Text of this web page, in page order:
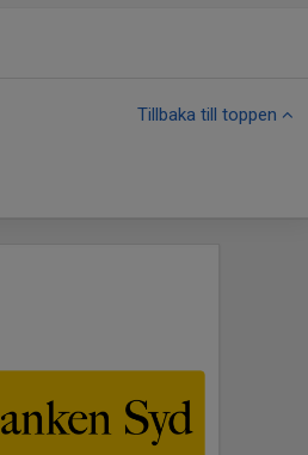
Tillbaka till toppen